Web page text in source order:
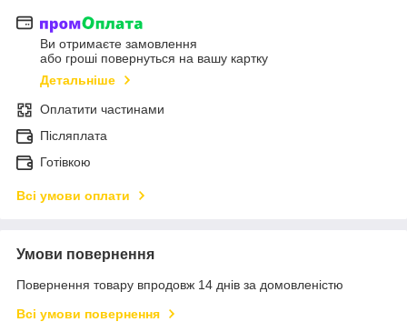
Ви отримаєте замовлення
або гроші повернуться на вашу картку
Детальніше
Оплатити частинами
Післяплата
Готівкою
Всі умови оплати
Умови повернення
Повернення товару впродовж 14 днів за домовленістю
Всі умови повернення